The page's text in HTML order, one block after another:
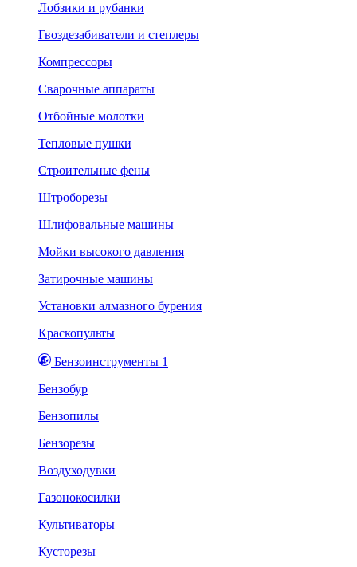
Лобзики и рубанки
Гвоздезабиватели и степлеры
Компрессоры
Сварочные аппараты
Отбойные молотки
Тепловые пушки
Строительные фены
Штроборезы
Шлифовальные машины
Мойки высокого давления
Затирочные машины
Установки алмазного бурения
Краскопульты
Бензоинструменты 1
Бензобур
Бензопилы
Бензорезы
Воздуходувки
Газонокосилки
Культиваторы
Кусторезы